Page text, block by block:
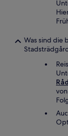
Was sind die